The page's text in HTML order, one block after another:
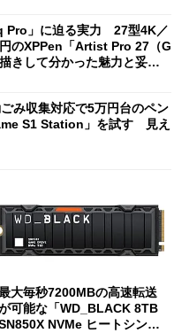
Pro」に迫る実力 27型4K／
のXPPen「Artist Pro 27（G
きして分かった魅力と妥協
み収集対応で5万円台のペン
S1 Station」を試す 見え
大毎秒7200MBの高速転送
可能な「WD_BLACK 8TB
NVMe ヒートシンク